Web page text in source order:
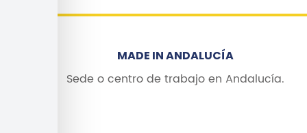
MADE IN ANDALUCÍA
Sede o centro de trabajo en Andalucía.